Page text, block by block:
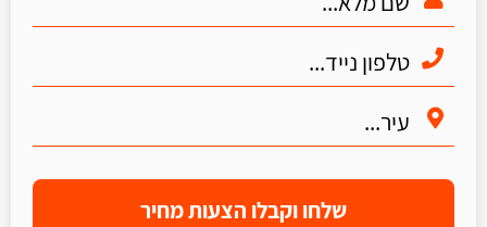
שלחו וקבלו הצעות מחיר